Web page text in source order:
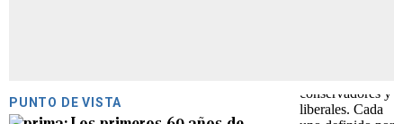
PUNTO DE VISTA